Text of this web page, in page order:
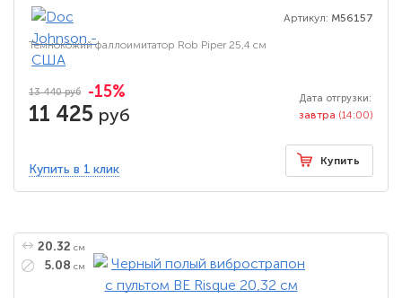
Артикул: M56157
Темнокожий фаллоимитатор Rob Piper 25,4 см
13 440 руб -15%
11 425 руб
Дата отгрузки:
завтра (14:00)
Купить в 1 клик
Купить
20.32 см
5.08 см